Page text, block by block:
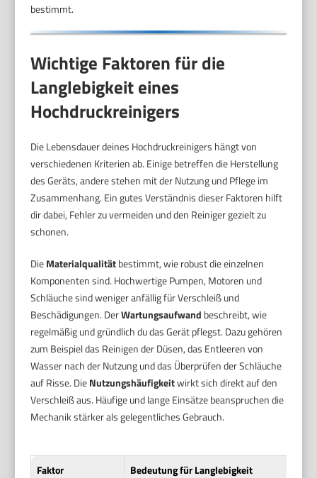
bestimmt.
Wichtige Faktoren für die
Langlebigkeit eines
Hochdruckreinigers
Die Lebensdauer deines Hochdruckreinigers hängt von
verschiedenen Kriterien ab. Einige betreffen die Herstellung
des Geräts, andere stehen mit der Nutzung und Pflege im
Zusammenhang. Ein gutes Verständnis dieser Faktoren hilft
dir dabei, Fehler zu vermeiden und den Reiniger gezielt zu
schonen.
DieMaterialqualitätbestimmt, wie robust die einzelnen
Komponenten sind. Hochwertige Pumpen, Motoren und
Schläuche sind weniger anfällig für Verschleiß und
Beschädigungen. DerWartungsaufwand beschreibt, wie
regelmäßig und gründlich du das Gerät pflegst. Dazu gehören
zum Beispiel das Reinigen der Düsen, das Entleeren von
Wasser nach der Nutzung und das Überprüfen der Schläuche
auf Risse. DieNutzungshäufigkeitwirkt sich direkt auf den
Verschleiß aus. Häufige und lange Einsätze beanspruchen die
Mechanik stärker als gelegentliches Gebrauch.
Faktor
Bedeutung für Langlebigkeit